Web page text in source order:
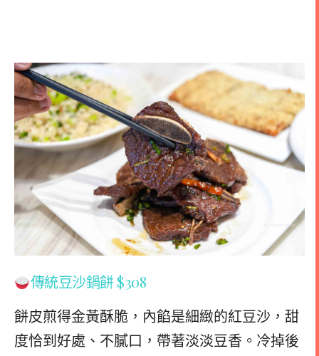
傳統豆沙鍋餅 $308
餅皮煎得金黃酥脆，內餡是細緻的紅豆沙，甜
度恰到好處、不膩口，帶著淡淡豆香。冷掉後